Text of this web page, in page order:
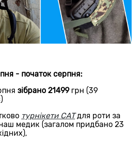
- початок серпня:
зібрано 21499 грн (39
турнікети CATдля роти за
наш медик (загалом придбано 23